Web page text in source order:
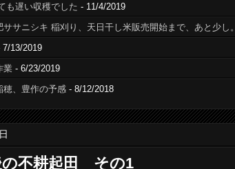
も遅い収穫でした - 11/4/2019
サニシキ 稲刈り、天日干し米販売開始まで、あと少し。
7/13/2019
業 - 6/23/2019
穂、豊作の予感 - 8/12/2018
の不耕起田 その1